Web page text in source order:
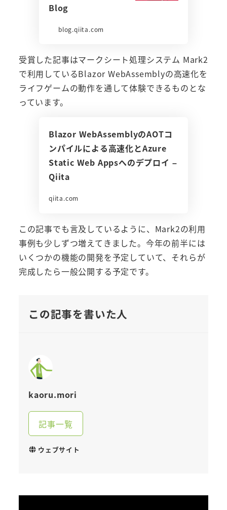
Blog
blog.qiita.com
受賞した記事はマークシート処理システム Mark2
で利用しているBlazor WebAssemblyの高速化を
ライフゲームの動作を通して体験できるものとな
っています。
Blazor WebAssemblyのAOTコ
ンパイルによる高速化とAzure
Static Web Appsへのデプロイ –
Qiita
qiita.com
この記事でも言及しているように、Mark2の利用
事例も少しずつ増えてきました。今年の前半には
いくつかの機能の開発を予定していて、それらが
完成したら一般公開する予定です。
この記事を書いた人
kaoru.mori
記事一覧
ウェブサイト